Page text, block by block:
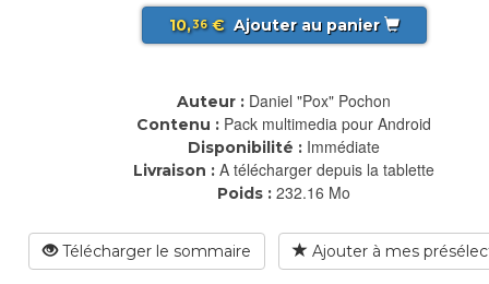
10,36€ Ajouter au panier
Auteur : Daniel "Pox" Pochon
Contenu : Pack multimedia pour Android
Disponibilité : Immédiate
Livraison : A télécharger depuis la tablette
Poids : 232.16 Mo
Télécharger le sommaire Ajouter à mes